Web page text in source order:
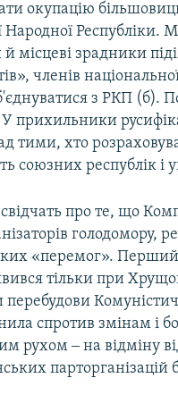
окупацію
Народної Республіки.
місцеві зрадники
членів
з РКП (б).
прихильники
тими, хто
союзних республік і
про те, що
голодомору,
«перемог». Перший
тільки при
перебудови
спротив змінам і
рухом ‒ на відміну
парторганізацій